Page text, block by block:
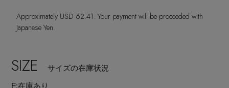
チャーム・ストラップ
EDITOR'S CLOSET
Approximately USD 62.41. Your payment will be proceeded with
Japanese Yen.
SIZE サイズの在庫状況
F:在庫あり